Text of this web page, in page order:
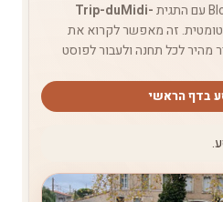
Trip-duMidi-
זה מאפשר לקרוא את
לכל תחנה ולעבור לפוסט
בדף הראשי